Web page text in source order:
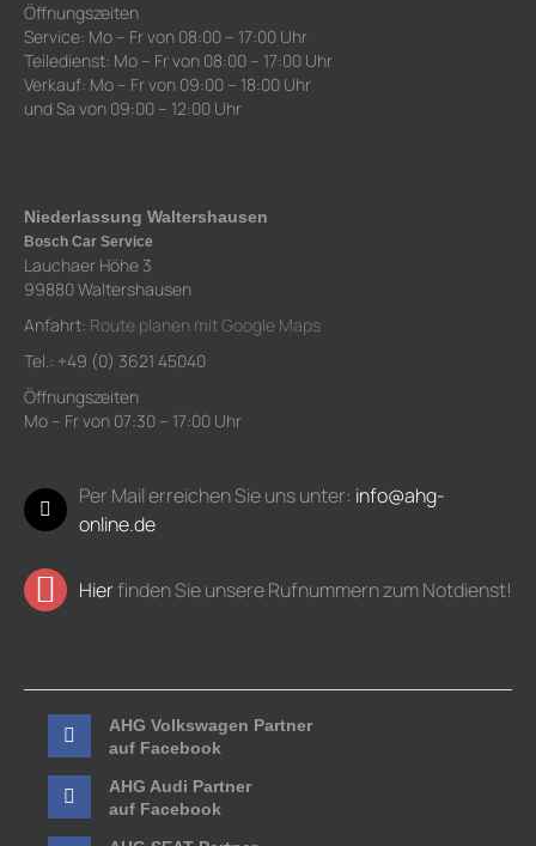
Öffnungszeiten
Service: Mo – Fr von 08:00 – 17:00 Uhr
Teiledienst: Mo – Fr von 08:00 – 17:00 Uhr
Verkauf: Mo – Fr von 09:00 – 18:00 Uhr
und Sa von 09:00 – 12:00 Uhr
Niederlassung Waltershausen
Bosch Car Service
Lauchaer Höhe 3
99880 Waltershausen
Anfahrt: Route planen mit Google Maps
Tel.: +49 (0) 3621 45040
Öffnungszeiten
Mo – Fr von 07:30 – 17:00 Uhr
Per Mail erreichen Sie uns unter: info@ahg-
online.de
Hierfinden Sie unsere Rufnummern zum Notdienst!
AHG Volkswagen Partner
auf Facebook
AHG Audi Partner
auf Facebook